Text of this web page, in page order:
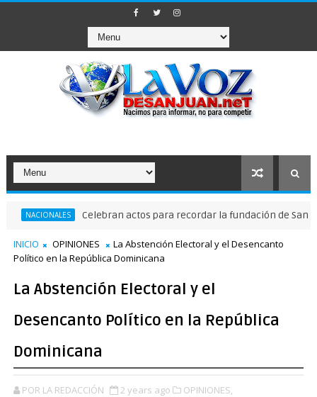
Celebran actos para recordar la fundación de Santo
INICIO OPINIONES
La Abstención Electoral y el Desencanto
Político en la República Dominicana
La Abstención Electoral y el
Desencanto Político en la República
Dominicana
POR LA REDACCIÓN 2 years ago OPINIONES,